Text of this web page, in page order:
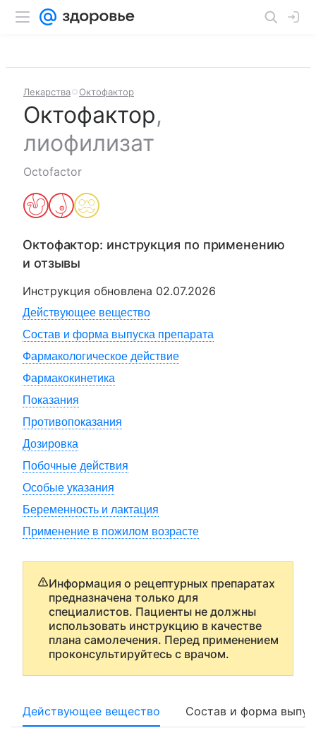
Лекарства Октофактор
Октофактор,
лиофилизат
Octofactor
Октофактор: инструкция по применению
и отзывы
Инструкция обновлена 02.07.2026
Действующее вещество
Состав и форма выпуска препарата
Фармакологическое действие
Фармакокинетика
Показания
Противопоказания
Дозировка
Побочные действия
Особые указания
Беременность и лактация
Применение в пожилом возрасте
Информация о рецептурных препаратах
предназначена только для
специалистов. Пациенты не должны
использовать инструкцию в качестве
плана самолечения. Перед применением
проконсультируйтесь с врачом.
Действующее вещество Состав и форма